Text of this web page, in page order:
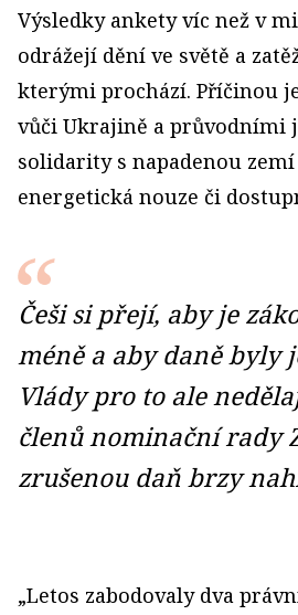
Výsledky ankety víc než v
odrážejí dění ve světě a
kterými prochází. Příčinou
vůči Ukrajině a průvodními
solidarity s napadenou zemí
energetická nouze či
Češi si přejí, aby je
méně a aby daně byly
Vlády pro to ale
členů nominační rady
zrušenou daň brzy
„Letos zabodovaly dva